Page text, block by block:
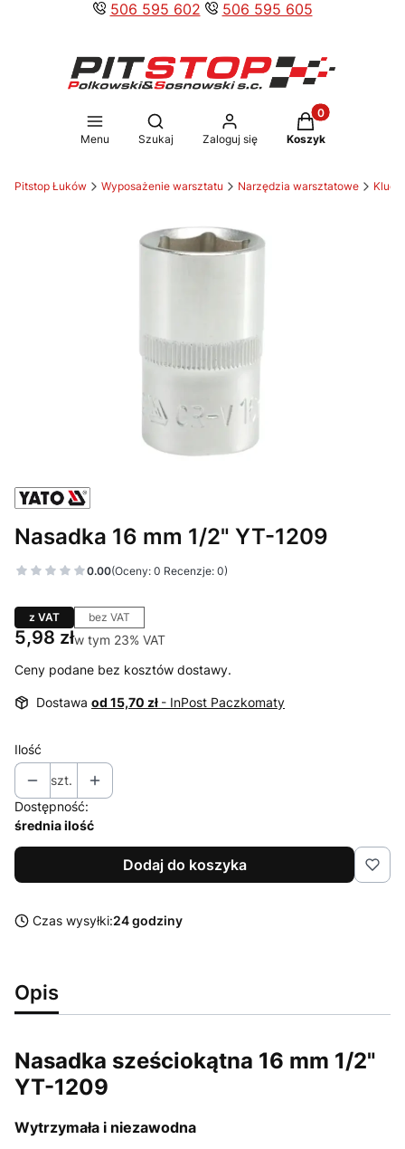
506 595 602 506 595 605
Menu
Otwórz wyszukiwarkę
Szukaj Zaloguj się
Produkty w
Koszyk
Pitstop Łuków Wyposażenie warsztatu Narzędzia warsztatowe
Nasadka 16 mm 1/2" YT-1209
0.00(Oceny: 0 Recenzje: 0)
z VAT bez VAT
Cena
5,98 złw tym 23% VAT
w tym 23% VAT
Ceny podane bez kosztów dostawy.
Dostawa od 15,70 zł - InPost Paczkomaty
Ilość
szt.
Dostępność:
średnia ilość
Dodaj do koszyka
Czas wysyłki:24 godziny
Opis
Nasadka sześciokątna 16 mm 1/2"
YT-1209
Wytrzymała i niezawodna